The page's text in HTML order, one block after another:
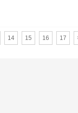
14 15 16 17